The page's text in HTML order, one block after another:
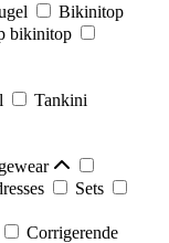
Bikinitop
bikinitop
Tankini
Sets
Corrigerende